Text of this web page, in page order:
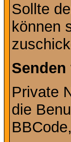
Sollte
können
Private
die